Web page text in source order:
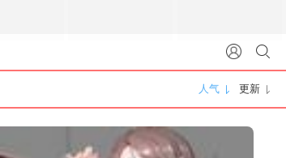
人气 更新